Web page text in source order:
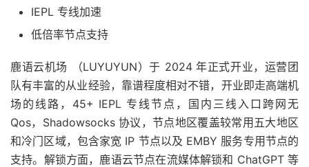
IEPL 专线加速
低倍率节点支持
鹿语云机场 （LUYUYUN）于 2024 年正式开业，运营团
队有丰富的从业经验，靠谱程度相对不错，开业即走高端机
场的线路，45+ IEPL 专线节点，国内三线入口跨网无
Qos，Shadowsocks 协议，节点地区覆盖较常用五大地区
和冷门区域，包含家宽 IP 节点以及 EMBY 服务专用节点的
支持。解锁方面，鹿语云节点在流媒体解锁和 ChatGPT 等